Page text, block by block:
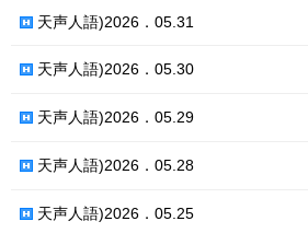
天声人語)2026．05.31
天声人語)2026．05.30
天声人語)2026．05.29
天声人語)2026．05.28
天声人語)2026．05.25